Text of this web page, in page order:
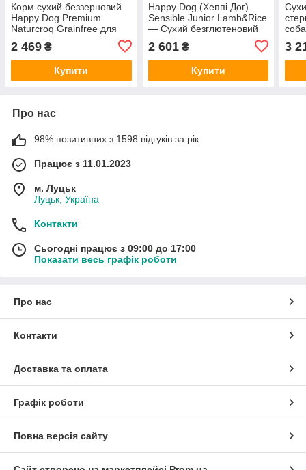
Корм сухий беззерновий
Happy Dog Premium
Naturcroq Grainfree для
дорослих собак з птахом
та лососем 11 кг
2 469 ₴
Купити
Happy Dog (Хеппі Дог)
Sensible Junior Lamb&Rice
— Сухий безглютеновий
корм із ягням і рисом для
цуценят 7-18 м
2 601₴
Купити
3
Про нас
98% позитивних з 1598 відгуків за рік
Працює з 11.01.2023
м. Луцьк
Луцьк, Україна
Контакти
Сьогодні працює з 09:00 до 17:00
Показати весь графік роботи
Про нас
Контакти
Доставка та оплата
Графік роботи
Повна версія сайту